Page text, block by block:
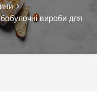
вироби для